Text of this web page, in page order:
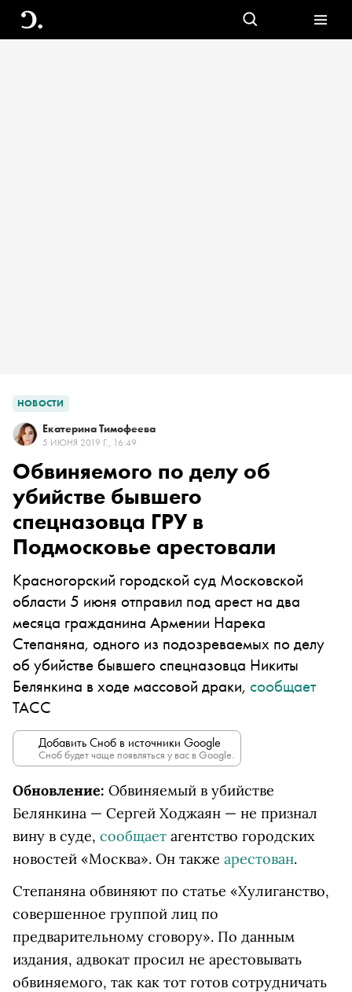
НОВОСТИ
Екатерина Тимофеева
5 ИЮНЯ 2019 Г., 16:49
Обвиняемого по делу об
убийстве бывшего
спецназовца ГРУ в
Подмосковье арестовали
Красногорский городской суд Московской
области 5 июня отправил под арест на два
месяца гражданина Армении Нарека
Степаняна, одного из подозреваемых по делу
об убийстве бывшего спецназовца Никиты
Белянкина в ходе массовой драки, сообщает
ТАСС
Добавить Сноб в источники Google
Сноб будет чаще появляться у вас в Google.
Обновление: Обвиняемый в убийстве
Белянкина — Сергей Ходжаян — не признал
вину в суде, сообщает агентство городских
новостей «Москва». Он также арестован.
Степаняна обвиняют по статье «Хулиганство,
совершенное группой лиц по
предварительному сговору». По данным
издания, адвокат просил не арестовывать
обвиняемого, так как тот готов сотрудничать